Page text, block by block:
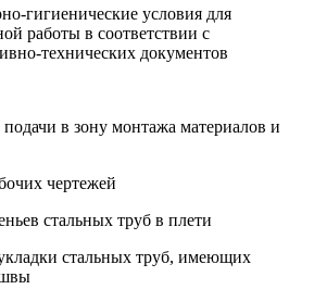
гигиенические условия для
работы в соответствии с
технических документов
в зону монтажа материалов и
чертежей
стальных труб в плети
стальных труб, имеющих